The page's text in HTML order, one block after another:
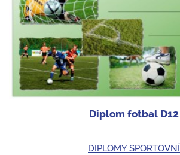
Diplom fotbal D12
DIPLOMY SPORTOVNÍ